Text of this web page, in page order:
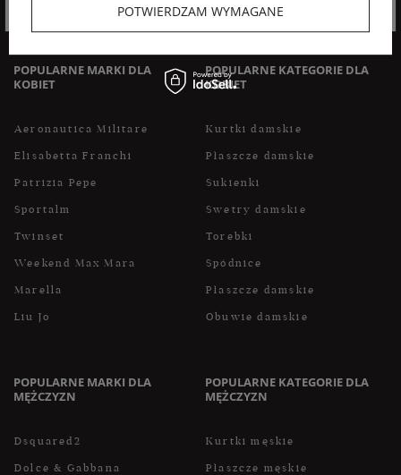
internetowego. Dane osobowe w sklepie internetowym
do zapoznania się z polityką przed wyrażeniem zgody.
POPULARNE MARKI DLA
KOBIET
Aeronautica Militare
Elisabetta Franchi
Patrizia Pepe
Sportalm
Twinset
Weekend Max Mara
Marella
Liu Jo
POPULARNE KATEGORIE DLA
KOBIET
Kurtki damskie
Płaszcze damskie
Sukienki
Swetry damskie
Torebki
Spódnice
Płaszcze damskie
Obuwie damskie
POPULARNE MARKI DLA
MĘŻCZYZN
Dsquared2
Dolce & Gabbana
POPULARNE KATEGORIE DLA
MĘŻCZYZN
Kurtki męskie
Płaszcze męskie
POTWIERDZAM WYMAGANE